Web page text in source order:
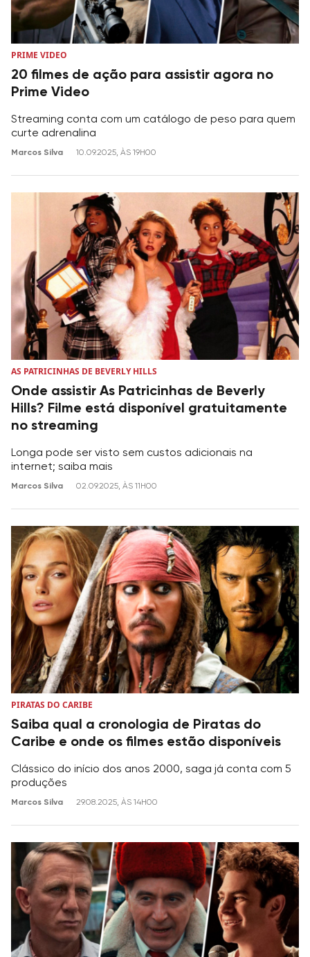
PRIME VIDEO
20 filmes de ação para assistir agora no
Prime Video
Streaming conta com um catálogo de peso para quem
curte adrenalina
Marcos Silva 10.09.2025, ÀS 19H00
AS PATRICINHAS DE BEVERLY HILLS
Onde assistir As Patricinhas de Beverly
Hills? Filme está disponível gratuitamente
no streaming
Longa pode ser visto sem custos adicionais na
internet; saiba mais
Marcos Silva 02.09.2025, ÀS 11H00
PIRATAS DO CARIBE
Saiba qual a cronologia de Piratas do
Caribe e onde os filmes estão disponíveis
Clássico do início dos anos 2000, saga já conta com 5
produções
Marcos Silva 29.08.2025, ÀS 14H00